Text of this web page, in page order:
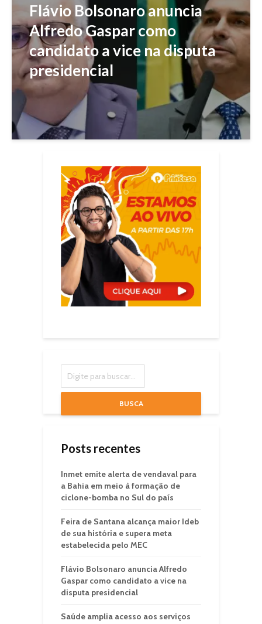
Flávio Bolsonaro anuncia
Alfredo Gaspar como
candidato a vice na disputa
presidencial
BUSCA
Posts recentes
Inmet emite alerta de vendaval para
a Bahia em meio à formação de
ciclone-bomba no Sul do país
Feira de Santana alcança maior Ideb
de sua história e supera meta
estabelecida pelo MEC
Flávio Bolsonaro anuncia Alfredo
Gaspar como candidato a vice na
disputa presidencial
Saúde amplia acesso aos serviços